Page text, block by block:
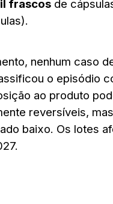
frascos de
nenhum caso
o episódio
ao produto
reversíveis,
baixo. Os lotes